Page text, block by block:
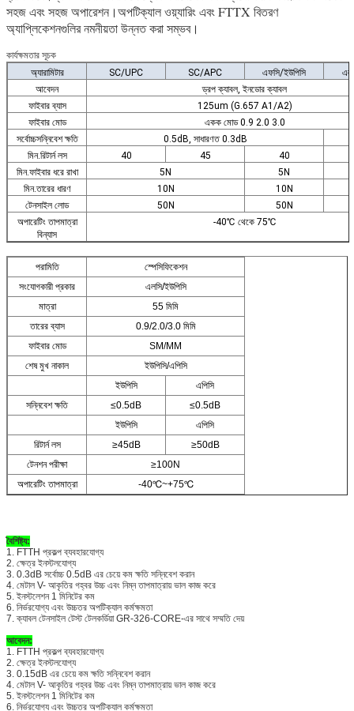
সহজ এবং সহজ অপারেশন।অপটিক্যাল ওয়্যারিং এবং FTTX বিতরণ
অ্যাপ্লিকেশনগুলির নমনীয়তা উন্নত করা সম্ভব।
কার্যক্ষমতার সূচক
অ্যারামিটার
SC/UPC SC/APC এফসি/ইউপিসি
আবেদন
ড্রপ ক্যাবল, ইনডোর ক্যাবল
ফাইবার ব্যাস
125um (G.657 A1/A2)
ফাইবার মোড
একক মোড 0.9 2.0 3.0
সর্বোচ্চসন্নিবেশ ক্ষতি
0.5dB, সাধারণত 0.3dB
মিন.রিটার্ন লস
40 45
40
মিন.ফাইবার ধরে রাখা
5N
5N
মিন.তারের ধারণ
10N
10N
টেনসাইল লোড
50N
50N
অপারেটিং তাপমাত্রা
বিন্যাস
-40℃ থেকে 75℃
পরামিতি
স্পেসিফিকেশন
সংযোগকারী প্রকার
এলসি/ইউপিসি
মাত্রা
55 মিমি
তারের ব্যাস
0.9/2.0/3.0 মিমি
ফাইবার মোড
SM/MM
শেষ মুখ নাকাল
ইউপিসি/এপিসি
ইউপিসি
এপিসি
সন্নিবেশ ক্ষতি
≤0.5dB
≤0.5dB
ইউপিসি
এপিসি
রিটার্ন লস
≥45dB
≥50dB
টেনশন পরীক্ষা
≥100N
অপারেটিং তাপমাত্রা
-40℃~+75℃
বৈশিষ্ট্য:
1. FTTH প্রকল্প ব্যবহারযোগ্য
2. ক্ষেত্র ইনস্টলযোগ্য
3. 0.3dB সর্বোচ্চ 0.5dB এর চেয়ে কম ক্ষতি সন্নিবেশ করান
4. মেটাল V- আকৃতির গহ্বর উচ্চ এবং নিম্ন তাপমাত্রায় ভাল কাজ করে
5. ইনস্টলেশন 1 মিনিটের কম
6. নির্ভরযোগ্য এবং উচ্চতর অপটিক্যাল কর্মক্ষমতা
7. ক্যাবল টেনসাইল টেস্ট টেলকর্ডিয়া GR-326-CORE-এর সাথে সম্মতি দেয়
আবেদন:
1. FTTH প্রকল্প ব্যবহারযোগ্য
2. ক্ষেত্র ইনস্টলযোগ্য
3. 0.15dB এর চেয়ে কম ক্ষতি সন্নিবেশ করান
4. মেটাল V- আকৃতির গহ্বর উচ্চ এবং নিম্ন তাপমাত্রায় ভাল কাজ করে
5. ইনস্টলেশন 1 মিনিটের কম
6. নির্ভরযোগ্য এবং উচ্চতর অপটিক্যাল কর্মক্ষমতা